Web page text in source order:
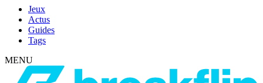
Jeux
Actus
Guides
Tags
MENU